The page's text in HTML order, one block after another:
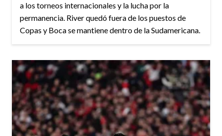
a los torneos internacionales y la lucha por la
permanencia. River quedó fuera de los puestos de
Copas y Boca se mantiene dentro de la Sudamericana.